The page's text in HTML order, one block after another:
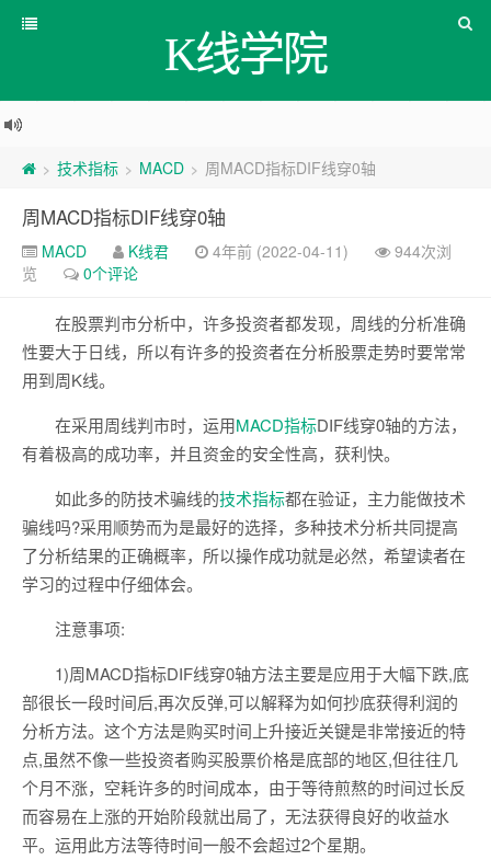
K线学院
> 技术指标 > MACD > 周MACD指标DIF线穿0轴
周MACD指标DIF线穿0轴
MACD K线君 4年前 (2022-04-11)
944次浏
览
0个评论
在股票判市分析中，许多投资者都发现，周线的分析准确
性要大于日线，所以有许多的投资者在分析股票走势时要常常
用到周K线。
在采用周线判市时，运用MACD指标DIF线穿0轴的方法，
有着极高的成功率，并且资金的安全性高，获利快。
如此多的防技术骗线的技术指标都在验证，主力能做技术
骗线吗?采用顺势而为是最好的选择，多种技术分析共同提高
了分析结果的正确概率，所以操作成功就是必然，希望读者在
学习的过程中仔细体会。
注意事项:
1)周MACD指标DIF线穿0轴方法主要是应用于大幅下跌,底
部很长一段时间后,再次反弹,可以解释为如何抄底获得利润的
分析方法。这个方法是购买时间上升接近关键是非常接近的特
点,虽然不像一些投资者购买股票价格是底部的地区,但往往几
个月不涨，空耗许多的时间成本，由于等待煎熬的时间过长反
而容易在上涨的开始阶段就出局了，无法获得良好的收益水
平。运用此方法等待时间一般不会超过2个星期。